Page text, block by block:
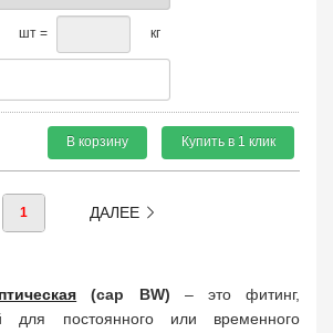
шт = кг
В корзину Купить в 1 клик
1 ДАЛЕЕ
(cap BW) – это фитинг,
для постоянного или временного